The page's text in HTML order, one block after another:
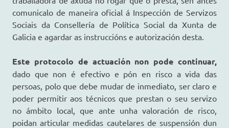
comunicalo de maneira oficial á Inspección de Servizos
Sociais da Consellería de Política Social da Xunta de
Galicia e agardar as instruccións e autorización desta.
Este protocolo de actuación non pode continuar,
dado que non é efectivo e pón en risco a vida das
persoas, polo que debe mudar de inmediato, ser claro e
poder permitir aos técnicos que prestan o seu servizo
no ámbito local, que ante unha valoración de risco,
poidan articular medidas cautelares de suspensión dun